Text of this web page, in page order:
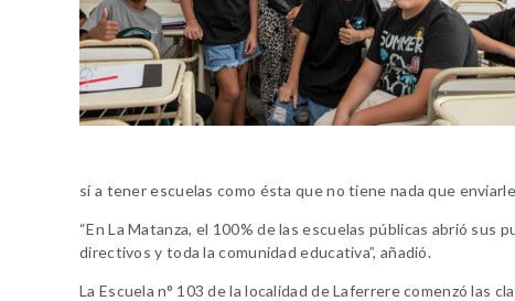
sí a tener escuelas como ésta que no tiene nada que
“En La Matanza, el 100% de las escuelas públicas abrió
directivos y toda la comunidad educativa”, añadió.
La Escuela n° 103 de la localidad de Laferrere comenzó las